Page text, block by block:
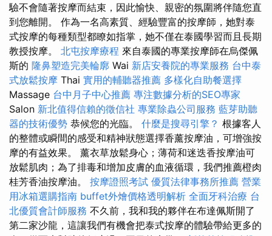
驗不會隨著按摩而結束，因此愉快、親密的氛圍將伴隨您直
到您離開。 作為一名高素質、經驗豐富的按摩師，她對泰
式按摩的每種類型都瞭如指掌，她不僅在泰國學習而且長期
教授按摩。 北屯按摩療程 來自泰國的專業按摩師在烏傑佩
斯的 隆鼻塑造完美輪廓 Wai 新店安養院的專業服務 台中泰
式放鬆按摩 Thai 實用的輔聽器推薦 多樣化自助餐選擇
Massage 台中月子中心推薦 專注數據分析的SEO專家
Salon 新北值得信賴的徵信社 專業除蟲公司服務 藍芽助聽
器的技術優勢 恭候您的光臨。 什麼是搜尋引擎？ 根據客人
的整體或瞬間的感受和精神狀態選擇香薰按摩油，可增強按
摩的有益效果。 薰衣草放鬆身心；薄荷和迷迭香按摩油可
放鬆肌肉；為了排毒和增加皮膚的血液循環，我們推薦橙肉
桂芳香油按摩油。 按摩證照考試 優質法律事務所推薦 營業
用冰箱選購指南 buffet外燴價格透明解析 全面牙科治療 台
北優質會計師服務 不久前，我和我的夥伴在布達佩斯開了
第二家沙龍，這讓我們有機會把泰式按摩的體驗帶給更多的